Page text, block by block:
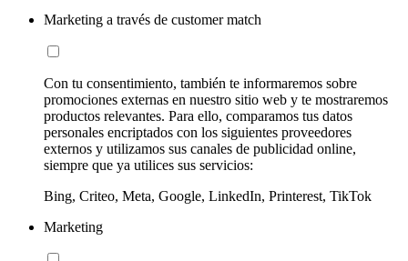
Marketing a través de customer match
Con tu consentimiento, también te informaremos sobre
promociones externas en nuestro sitio web y te mostraremos
productos relevantes. Para ello, comparamos tus datos
personales encriptados con los siguientes proveedores
externos y utilizamos sus canales de publicidad online,
siempre que ya utilices sus servicios:
Bing, Criteo, Meta, Google, LinkedIn, Printerest, TikTok
Marketing